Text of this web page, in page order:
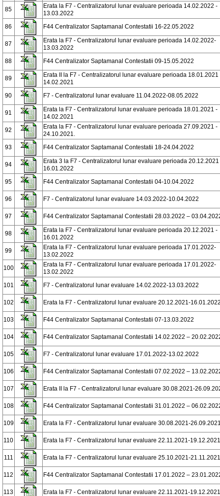
85
Erata la F7 - Centralizatorul lunar evaluare perioada 14.02.2022 -
13.03.2022
86
F44 Centralizator Saptamanal Contestatii 16-22.05.2022
87
Erata la F7 - Centralizatorul lunar evaluare perioada 14.02.2022-
13.03.2022
88
F44 Centralizator Saptamanal Contestatii 09-15.05.2022
89
Erata II la F7 - Centralizatorul lunar evaluare perioada 18.01.2021
14.02.2021
90
F7 - Centralizatorul lunar evaluare 11.04.2022-08.05.2022
91
Erata la F7 - Centralizatorul lunar evaluare perioada 18.01.2021 -
14.02.2021
92
Erata la F7 - Centralizatorul lunar evaluare perioada 27.09.2021 -
24.10.2021.
93
F44 Centralizator Saptamanal Contestatii 18-24.04.2022
94
Erata 3 la F7 - Centralizatorul lunar evaluare perioada 20.12.2021
16.01.2022
95
F44 Centralizator Saptamanal Contestatii 04-10.04.2022
96 F7 - Centralizatorul lunar evaluare 14.03.2022-10.04.2022
97 F44 Centralizator Saptamanal Contestatii 28.03.2022 –
98
Erata la F7 - Centralizatorul lunar evaluare perioada 20.12.2021 -
16.01.2022
99
Erata la F7 - Centralizatorul lunar evaluare perioada 17.01.2022-
13.02.2022
100
Erata la F7 - Centralizatorul lunar evaluare perioada 17.01.2022-
13.02.2022
101
F7 - Centralizatorul lunar evaluare 14.02.2022-13.03.2022
102 Erata la F7 - Centralizatorul lunar evaluare 20.12.2021-
103 F44 Centralizator Saptamanal Contestatii 07-13.03.2022
104 F44 Centralizator Saptamanal Contestatii 14.02.2022 –
105 F7 - Centralizatorul lunar evaluare 17.01.2022-13.02.2022
106 F44 Centralizator Saptamanal Contestatii 07.02.2022 –
107 Erata II la F7 - Centralizatorul lunar evaluare 30.08.2021-
108 F44 Centralizator Saptamanal Contestatii 31.01.2022 –
109 Erata la F7 - Centralizatorul lunar evaluare 30.08.2021-
110 Erata la F7 - Centralizatorul lunar evaluare 22.11.2021-19.12.2021
111 Erata la F7 - Centralizatorul lunar evaluare 25.10.2021-21.11.2021
112 F44 Centralizator Saptamanal Contestatii 17.01.2022 –
113 Erata la F7 - Centralizatorul lunar evaluare 22.11.2021-19.12.2021